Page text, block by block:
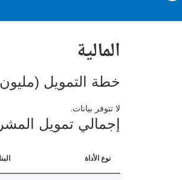
المالية
خطة التمويل
لا تتوفر بيانات.
إجمالي تمويل
نوع الأداة